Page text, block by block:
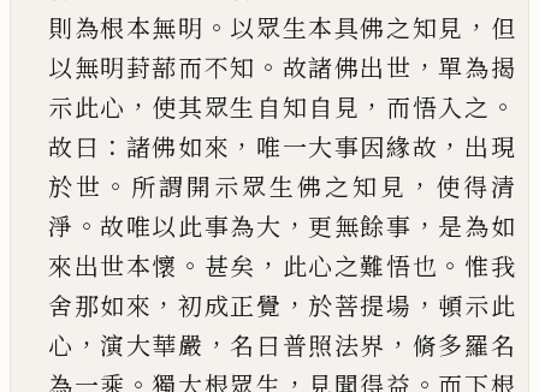
則為根本無明 。 以眾生本具佛之知見 ， 但
以無明葑蔀而不知 。 故諸佛出世 ，單為揭
示此心 ， 使其眾生自知自見 ， 而悟入之 。
故曰 ： 諸佛如來 ， 唯一大事因緣故 ， 出現
於世 。 所謂開示眾生佛之知見 ， 使得清
淨 。故唯以此事為大 ， 更無餘事 ， 是為如
來出世本懷 。 甚矣 ， 此心之難悟也 。 惟我
舍那如來 ，初成正覺 ， 於菩提場 ， 頓示此
心 ，演大華嚴 ，名曰普照法界 ， 脩多羅名
為一乘 。獨大根眾生 ， 見聞得益 。 而下根